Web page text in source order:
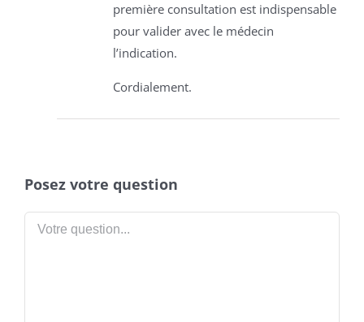
première consultation est indispensable
pour valider avec le médecin
l’indication.
Cordialement.
Posez votre question
Votre